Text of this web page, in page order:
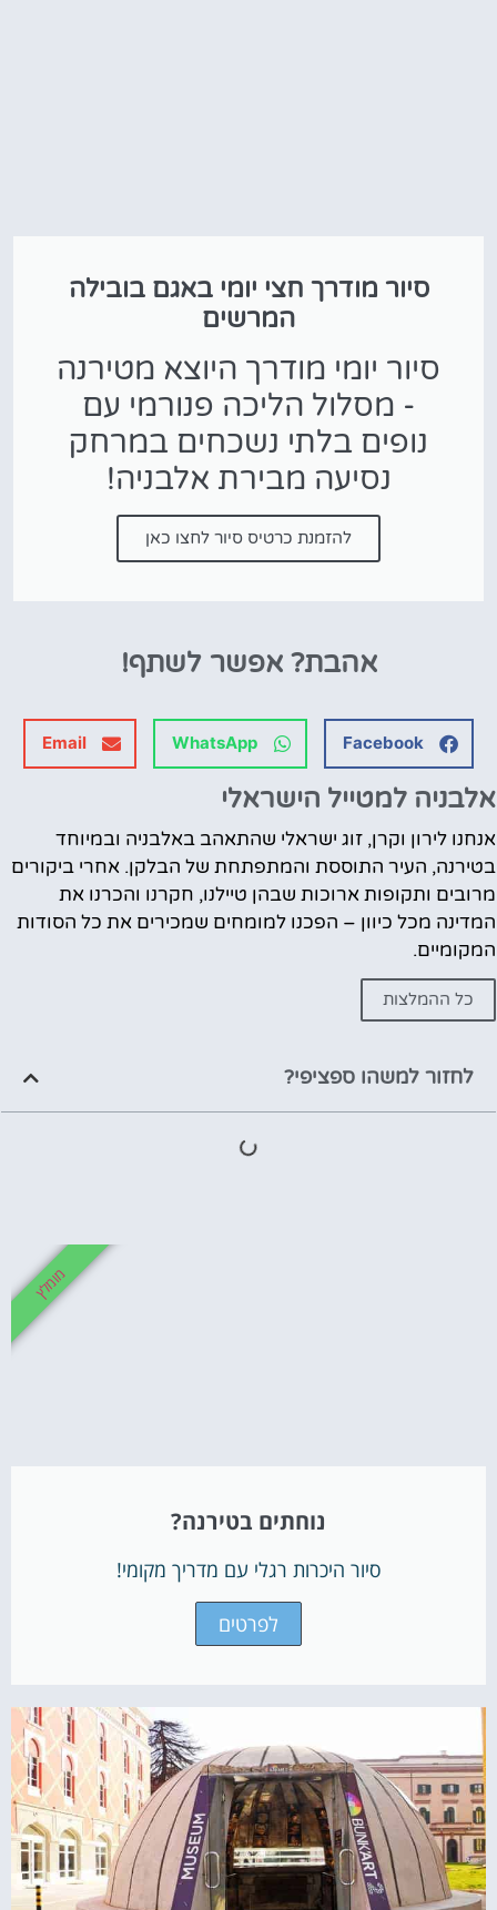
סיור מודרך חצי יומי באגם בובילה
המרשים
סיור יומי מודרך היוצא מטירנה
- מסלול הליכה פנורמי עם
נופים בלתי נשכחים במרחק
נסיעה מבירת אלבניה!
להזמנת כרטיס סיור לחצו כאן
אהבת? אפשר לשתף!
Facebook
WhatsApp
Email
אלבניה למטייל הישראלי
אנחנו לירון וקרן, זוג ישראלי שהתאהב באלבניה ובמיוחד
בטירנה, העיר התוססת והמתפתחת של הבלקן. אחרי ביקורים
מרובים ותקופות ארוכות שבהן טיילנו, חקרנו והכרנו את
המדינה מכל כיוון – הפכנו למומחים שמכירים את כל הסודות
המקומיים.
כל ההמלצות
לחזור למשהו ספציפי?
נוחתים בטירנה?
סיור היכרות רגלי עם מדריך מקומי!
לפרטים
מומלץ